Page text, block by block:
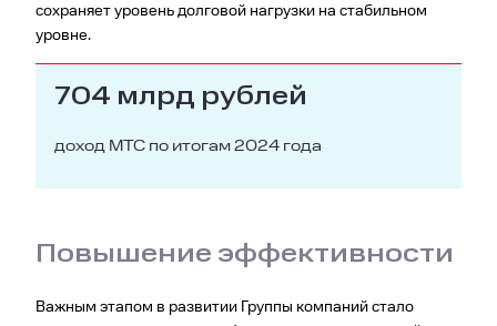
сохраняет уровень долговой нагрузки на стабильном
уровне.
704 млрд рублей
доход МТС по итогам 2024 года
Повышение эффективности
Важным этапом в развитии Группы компаний стало